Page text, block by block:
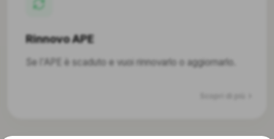
Rinnovo APE
Se l'APE è scaduto e vuoi rinnovarlo o aggiornarlo.